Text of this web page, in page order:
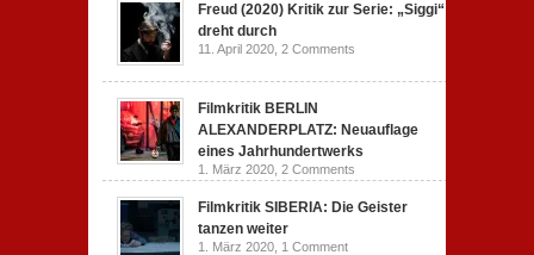
Freud (2020) Kritik zur Serie: „Siggi“
dreht durch
11. April 2020, 2 Comments
Filmkritik BERLIN
ALEXANDERPLATZ: Neuauflage
eines Jahrhundertwerks
1. März 2020, 2 Comments
Filmkritik SIBERIA: Die Geister
tanzen weiter
1. März 2020, 1 Comment